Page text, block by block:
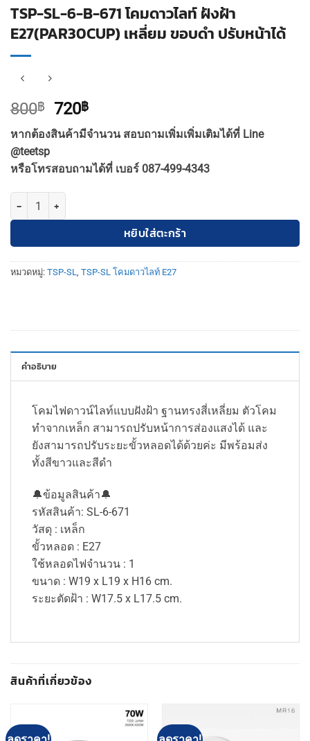
TSP-SL-6-B-671 โคมดาวไลท์ ฝังฝ้า
E27(PAR30CUP) เหลี่ยม ขอบดำ ปรับหน้าได้
800฿
Original
price
was:
800฿.
720฿Current
price
is:
720฿.
หากต้องสินค้ามีจำนวน สอบถามเพิ่มเพิ่มเติมได้ที่ Line
@teetsp
หรือโทรสอบถามได้ที่ เบอร์ 087-499-4343
จำนวน TSP-SL-6-B-671 โคมดาวไลท์ ฝังฝ้า E27(PAR30CUP) เหลี่ยม
หยิบใส่ตะกร้า
หมวดหมู่: TSP-SL, TSP-SL โคมดาวไลท์ E27
คำอธิบาย
โคมไฟดาวน์ไลท์แบบฝังฝ้า ฐานทรงสี่เหลี่ยม ตัวโคม
ทำจากเหล็ก สามารถปรับหน้าการส่องแสงได้ และ
ยังสามารถปรับระยะขั้วหลอดได้ด้วยค่ะ มีพร้อมส่ง
ทั้งสีขาวและสีดำ
🔔ข้อมูลสินค้า🔔
รหัสสินค้า: SL-6-671
วัสดุ : เหล็ก
ขั้วหลอด : E27
ใช้หลอดไฟจำนวน : 1
ขนาด : W19 x L19 x H16 cm.
ระยะตัดฝ้า : W17.5 x L17.5 cm.
สินค้าที่เกี่ยวข้อง